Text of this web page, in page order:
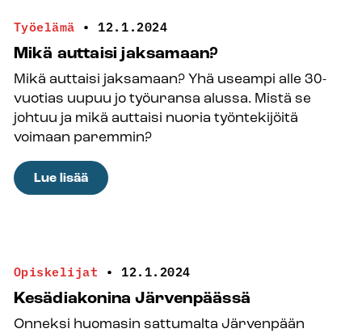
alkaa
Jyväskylässä
Työelämä • 12.1.2024
Mikä auttaisi jaksamaan?
Mikä auttaisi jaksamaan? Yhä useampi alle 30-
vuotias uupuu jo työuransa alussa. Mistä se
johtuu ja mikä auttaisi nuoria työntekijöitä
voimaan paremmin?
Lue lisää:
Mikä
Opiskelijat • 12.1.2024
Kesädiakonina Järvenpäässä
Onneksi huomasin sattumalta Järvenpään